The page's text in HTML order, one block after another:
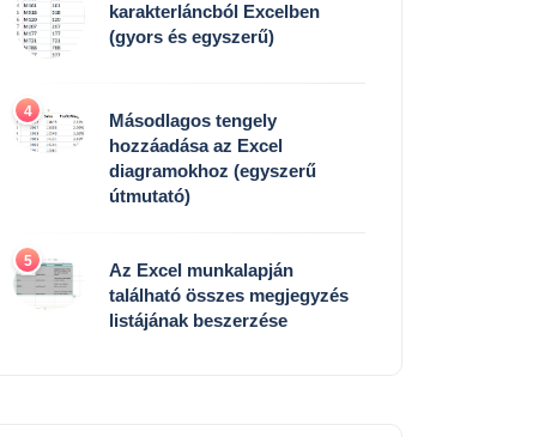
karakterláncból Excelben
(gyors és egyszerű)
4
Másodlagos tengely
hozzáadása az Excel
diagramokhoz (egyszerű
útmutató)
5
Az Excel munkalapján
található összes megjegyzés
listájának beszerzése